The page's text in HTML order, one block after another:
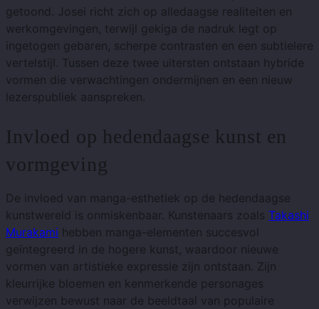
getoond. Josei richt zich op alledaagse realiteiten en
werkomgevingen, terwijl gekiga de nadruk legt op
ingetogen gebaren, scherpe contrasten en een subtielere
vertelstijl. Tussen deze twee uitersten ontstaan ​​hybride
vormen die verwachtingen ondermijnen en een nieuw
lezerspubliek aanspreken.
Invloed op hedendaagse kunst en
vormgeving
De invloed van manga-esthetiek op de hedendaagse
kunstwereld is onmiskenbaar. Kunstenaars zoals Takashi
Murakami hebben manga-elementen succesvol
geïntegreerd in de hogere kunst, waardoor nieuwe
vormen van artistieke expressie zijn ontstaan. Zijn
kleurrijke bloemen en kenmerkende personages
verwijzen bewust naar de beeldtaal van populaire